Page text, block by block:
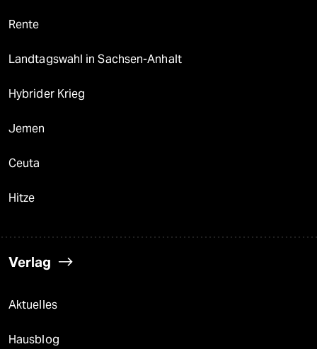
Rente
Landtagswahl in Sachsen-Anhalt
Hybrider Krieg
Jemen
Ceuta
Hitze
Verlag
Aktuelles
Hausblog